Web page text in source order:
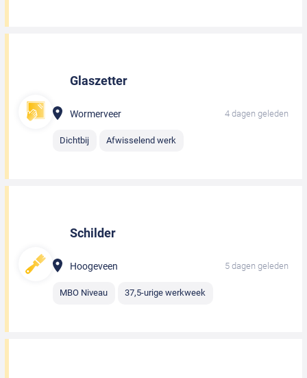
Glaszetter
Wormerveer 4 dagen geleden
Dichtbij Afwisselend werk
Schilder
Hoogeveen 5 dagen geleden
MBO Niveau 37,5-urige werkweek